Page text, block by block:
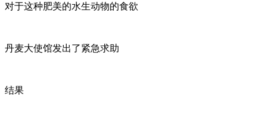
对于这种肥美的水生动物的食欲
丹麦大使馆发出了紧急求助
结果